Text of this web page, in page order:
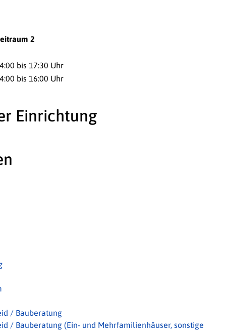
2
bis 17:30 Uhr
bis 16:00 Uhr
Einrichtung
/ Bauberatung
/ Bauberatung (Ein- und Mehrfamilienhäuser, sonstige